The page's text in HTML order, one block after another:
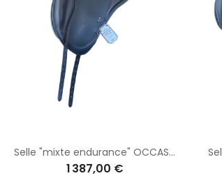
Selle "mixte endurance" OCCASION
1 387,00 €